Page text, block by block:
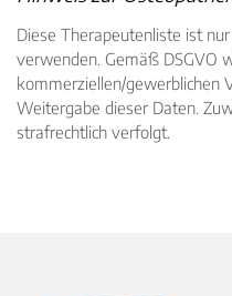
Diese Therapeutenliste ist
verwenden. Gemäß DSGVO
kommerziellen/gewerblichen
Weitergabe dieser Daten.
strafrechtlich verfolgt.